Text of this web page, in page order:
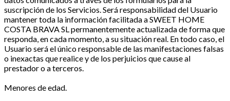
suscripción de los Servicios. Será responsabilidad del Usuario
mantener toda la información facilitada a SWEET HOME
COSTA BRAVA SL permanentemente actualizada de forma que
responda, en cada momento, a su situación real. En todo caso, el
Usuario será el único responsable de las manifestaciones falsas
o inexactas que realice y de los perjuicios que cause al
prestador o a terceros.
Menores de edad.